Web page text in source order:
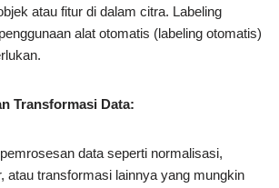
atau fitur di dalam citra. Labeling
alat otomatis (labeling otomatis)
Transformasi Data:
data seperti normalisasi,
atau transformasi lainnya yang mungkin